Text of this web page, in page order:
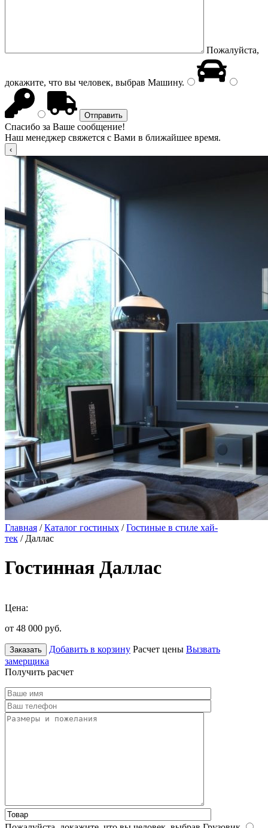
Пожалуйста,
докажите, что вы человек, выбрав Машину.
Спасибо за Ваше сообщение!
Наш менеджер свяжется с Вами в ближайшее время.
Главная /Каталог гостиных /Гостиные в стиле хай-
тек / Даллас
Гостинная Даллас
Цена:
от 48 000 руб.
Заказать Добавить в корзину Расчет цены Вызвать
замерщика
Получить расчет